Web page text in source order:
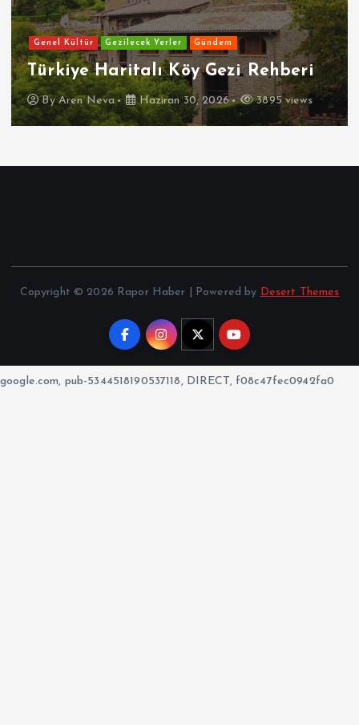
Genel Kültür Gezilecek Yerler Gündem
Türkiye Haritalı Köy Gezi Rehberi
ByAren Neva Haziran 30, 2026 3895 views
Copyright © 2026 Rapor Haber | Powered by Desert Themes
google.com, pub-5344518190537118, DIRECT, f08c47fec0942fa0